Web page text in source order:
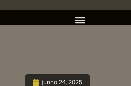
junho 24, 2025